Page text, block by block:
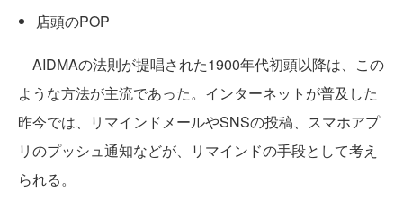
店頭のPOP
AIDMAの法則が提唱された1900年代初頭以降は、この
ような方法が主流であった。インターネットが普及した
昨今では、リマインドメールやSNSの投稿、スマホアプ
リのプッシュ通知などが、リマインドの手段として考え
られる。